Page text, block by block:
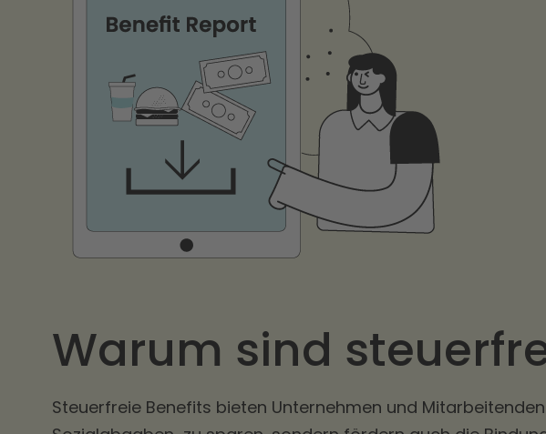
Warum sind
Steuerfreie Benefits bieten Unternehmen und